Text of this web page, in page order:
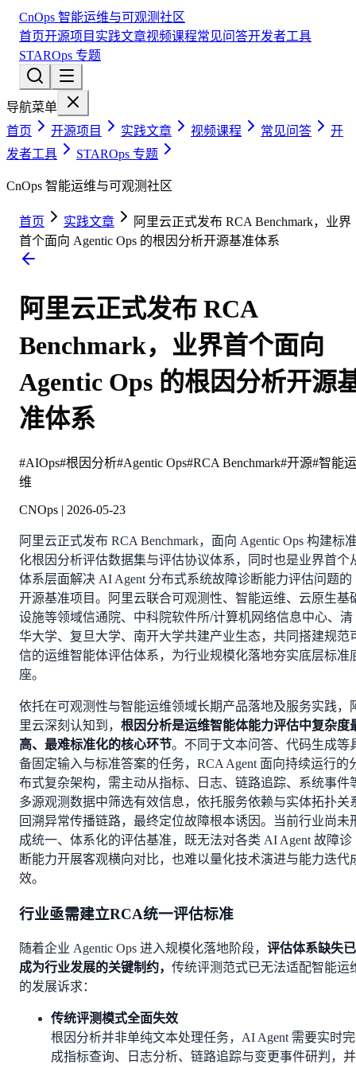
CnOps 智能运维与可观测社区
首页开源项目 实践文章视频课程常见问答开发者工具
STAROps 专题
导航菜单
首页
开源项目 实践文章 视频课程 常见问答
开
发者工具
STAROps 专题
CnOps 智能运维与可观测社区
首页 实践文章
阿里云正式发布 RCA Benchmark，业界
首个面向 Agentic Ops 的根因分析开源基准体系
阿里云正式发布 RCA
Benchmark，业界首个面向
Agentic Ops 的根因分析开源
准体系
#AIOps#根因分析#Agentic Ops#RCA Benchmark#开源#智能运
维
CNOps | 2026-05-23
阿里云正式发布 RCA Benchmark，面向 Agentic Ops 构建标
化根因分析评估数据集与评估协议体系，同时也是业界首个
体系层面解决 AI Agent 分布式系统故障诊断能力评估问题的
开源基准项目。阿里云联合可观测性、智能运维、云原生基
设施等领域信通院、中科院软件所/计算机网络信息中心、清
华大学、复旦大学、南开大学共建产业生态，共同搭建规范
信的运维智能体评估体系，为行业规模化落地夯实底层标准
座。
依托在可观测性与智能运维领域长期产品落地及服务实践，
里云深刻认知到， 根因分析是运维智能体能力评估中复杂度
高、最难标准化的核心环节。不同于文本问答、代码生成等
备固定输入与标准答案的任务，RCA Agent 面向持续运行的
布式复杂架构，需主动从指标、日志、链路追踪、系统事件
多源观测数据中筛选有效信息，依托服务依赖与实体拓扑关
回溯异常传播链路，最终定位故障根本诱因。当前行业尚未
成统一、体系化的评估基准，既无法对各类 AI Agent 故障诊
断能力开展客观横向对比，也难以量化技术演进与能力迭代
效。
行业亟需建立RCA统一评估标准
随着企业 Agentic Ops 进入规模化落地阶段， 评估体系缺失已
成为行业发展的关键制约， 传统评测范式已无法适配智能运
的发展诉求：
传统评测模式全面失效
根因分析并非单纯文本处理任务，AI Agent 需要实时完
成指标查询、日志分析、链路追踪与变更事件研判，并